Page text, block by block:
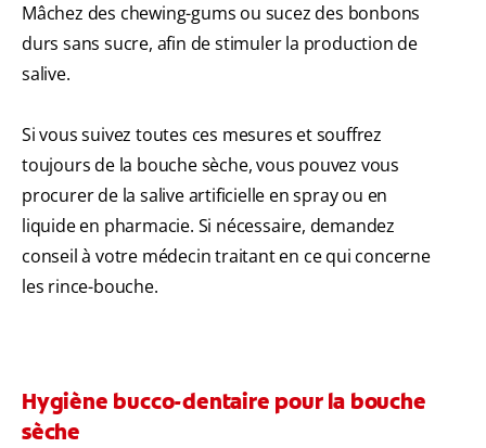
Mâchez des chewing-gums ou sucez des bonbons
durs sans sucre, afin de stimuler la production de
salive.
Si vous suivez toutes ces mesures et souffrez
toujours de la bouche sèche, vous pouvez vous
procurer de la salive artificielle en spray ou en
liquide en pharmacie. Si nécessaire, demandez
conseil à votre médecin traitant en ce qui concerne
les rince-bouche.
Hygiène bucco-dentaire pour la bouche
sèche